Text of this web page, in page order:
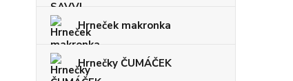
Hrneček makronka
Hrnečky ČUMÁČEK